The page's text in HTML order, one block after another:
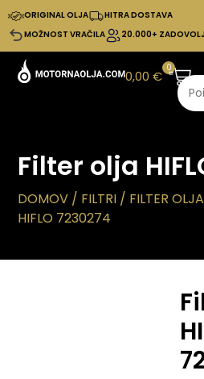
ORIGINAL OLJA
HITRA DOSTAVA
MOŽNOST VRAČILA
20.000+
0,00€
0
Filter olja
DOMOV / FILTRI / FILTER
HIFLO 7230274